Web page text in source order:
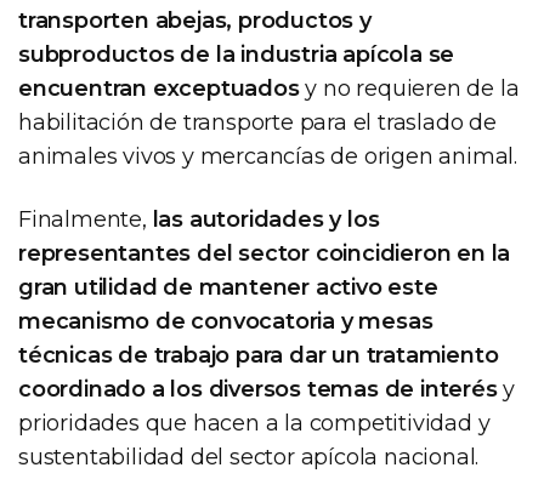
transporten abejas, productos y
subproductos de la industria apícola se
encuentran exceptuadosy no requieren de la
habilitación de transporte para el traslado de
animales vivos y mercancías de origen animal.
Finalmente, las autoridades y los
representantes del sector coincidieron en la
gran utilidad de mantener activo este
mecanismo de convocatoria y mesas
técnicas de trabajo para dar un tratamiento
coordinado a los diversos temas de interésy
prioridades que hacen a la competitividad y
sustentabilidad del sector apícola nacional.